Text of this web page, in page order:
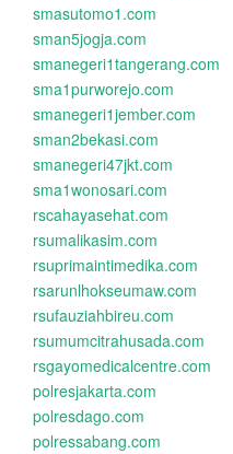
smasutomo1.com
sman5jogja.com
smanegeri1tangerang.com
sma1purworejo.com
smanegeri1jember.com
sman2bekasi.com
smanegeri47jkt.com
sma1wonosari.com
rscahayasehat.com
rsumalikasim.com
rsuprimaintimedika.com
rsarunlhokseumaw.com
rsufauziahbireu.com
rsumumcitrahusada.com
rsgayomedicalcentre.com
polresjakarta.com
polresdago.com
polressabang.com